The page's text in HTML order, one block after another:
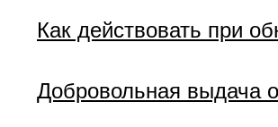
Как действовать при
Добровольная выдача